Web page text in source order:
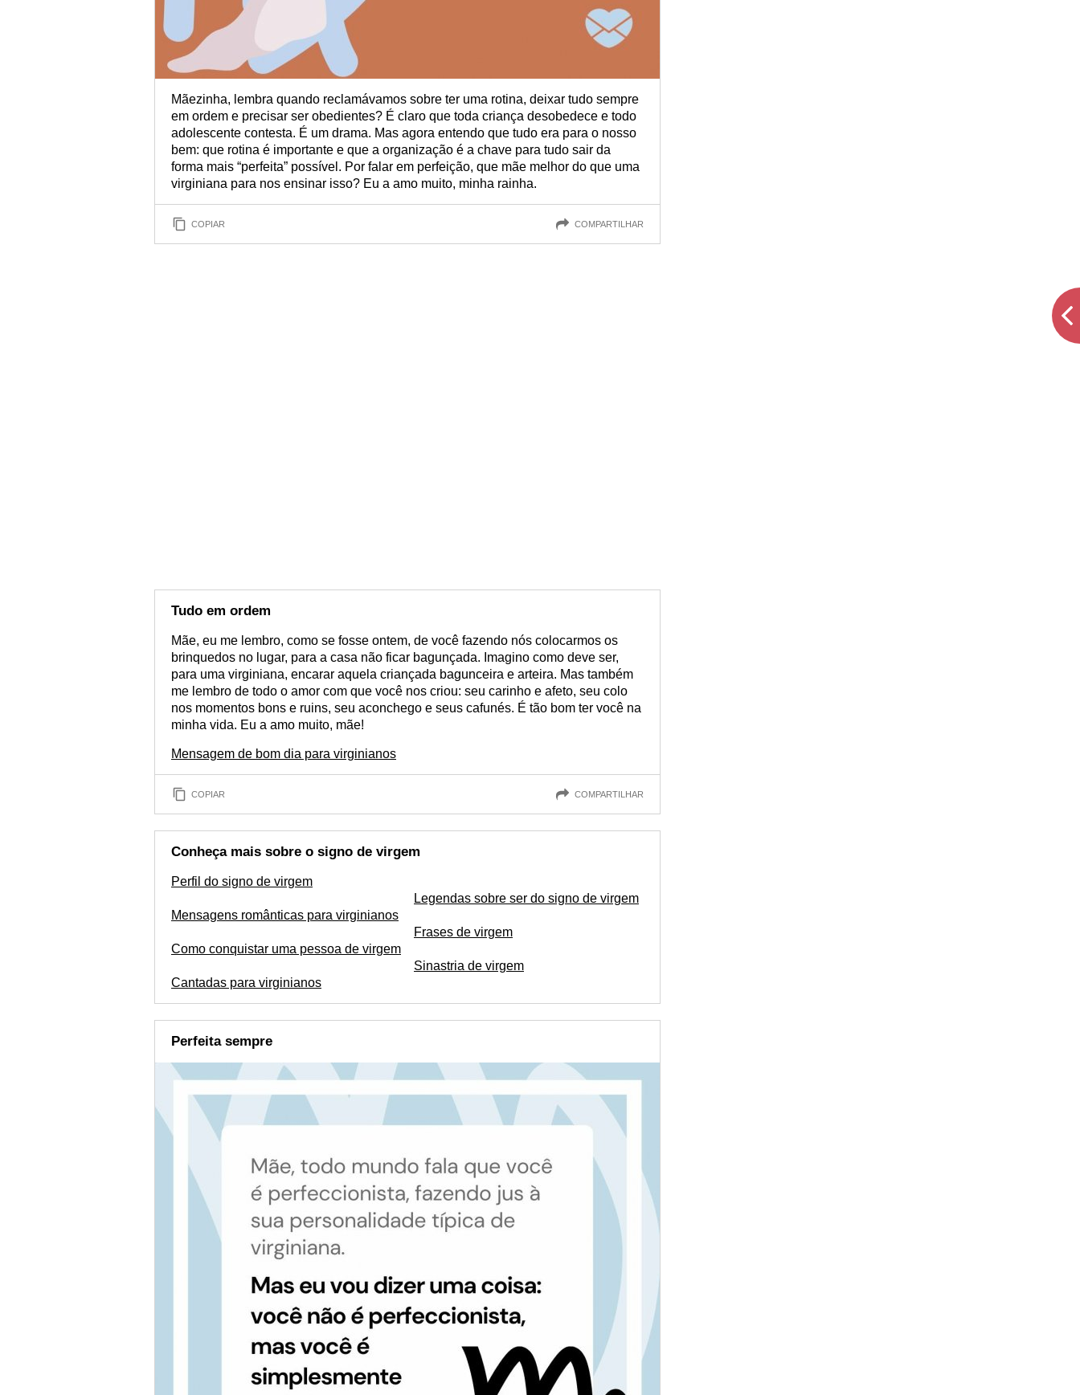
Mãezinha, lembra quando reclamávamos sobre ter uma rotina, deixar tudo sempre
em ordem e precisar ser obedientes? É claro que toda criança desobedece e todo
adolescente contesta. É um drama. Mas agora entendo que tudo era para o nosso
bem: que rotina é importante e que a organização é a chave para tudo sair da
forma mais “perfeita” possível. Por falar em perfeição, que mãe melhor do que uma
virginiana para nos ensinar isso? Eu a amo muito, minha rainha.
COPIAR COMPARTILHAR
Tudo em ordem
Mãe, eu me lembro, como se fosse ontem, de você fazendo nós colocarmos os
brinquedos no lugar, para a casa não ficar bagunçada. Imagino como deve ser,
para uma virginiana, encarar aquela criançada bagunceira e arteira. Mas também
me lembro de todo o amor com que você nos criou: seu carinho e afeto, seu colo
nos momentos bons e ruins, seu aconchego e seus cafunés. É tão bom ter você na
minha vida. Eu a amo muito, mãe!
Mensagem de bom dia para virginianos
COPIAR COMPARTILHAR
Conheça mais sobre o signo de virgem
Perfil do signo de virgem
Mensagens românticas para virginianos
Como conquistar uma pessoa de virgem
Cantadas para virginianos
Legendas sobre ser do signo de virgem
Frases de virgem
Sinastria de virgem
Perfeita sempre